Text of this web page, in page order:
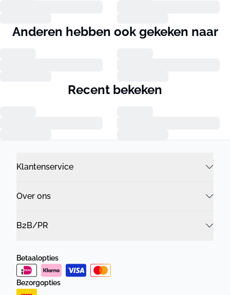
Anderen hebben ook gekeken naar
Recent bekeken
Klantenservice
Over ons
B2B/PR
Betaalopties
Bezorgopties